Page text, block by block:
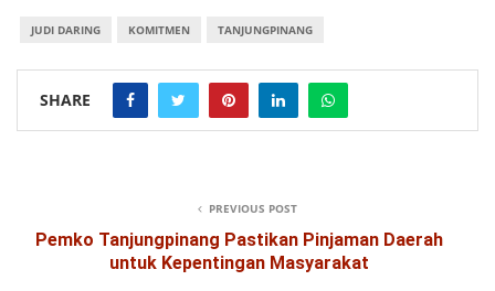
JUDI DARING KOMITMEN TANJUNGPINANG
SHARE
PREVIOUS POST
Pemko Tanjungpinang Pastikan Pinjaman Daerah
untuk Kepentingan Masyarakat